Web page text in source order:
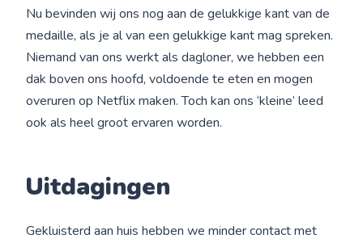
Nu bevinden wij ons nog aan de gelukkige kant van de
medaille, als je al van een gelukkige kant mag spreken.
Niemand van ons werkt als dagloner, we hebben een
dak boven ons hoofd, voldoende te eten en mogen
overuren op Netflix maken. Toch kan ons ‘kleine’ leed
ook als heel groot ervaren worden.
Uitdagingen
Gekluisterd aan huis hebben we minder contact met